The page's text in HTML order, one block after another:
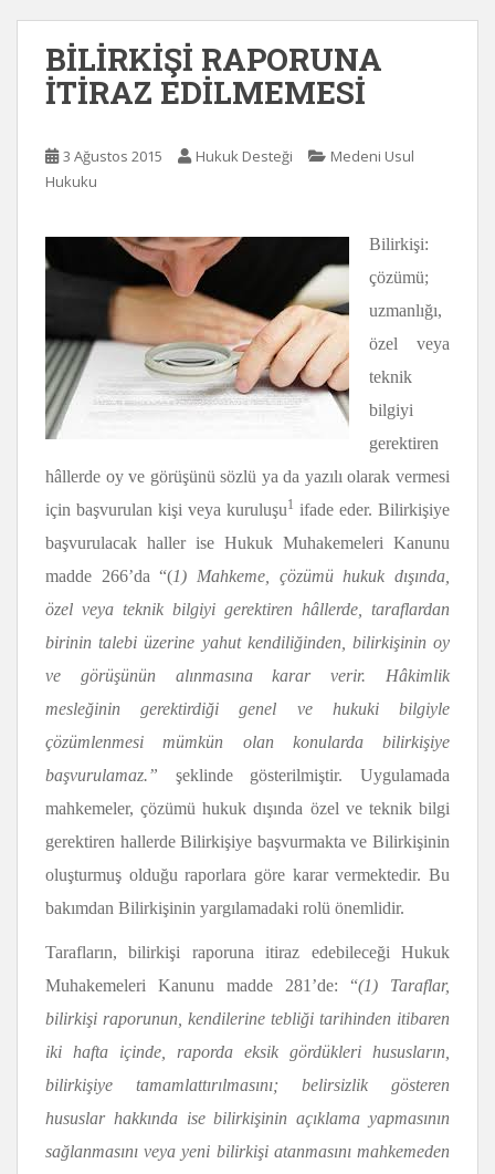
BİLİRKİŞİ RAPORUNA
İTİRAZ EDİLMEMESİ
3 Ağustos 2015 Hukuk Desteği
Medeni Usul
Hukuku
Bilirkişi:
çözümü;
uzmanlığı,
özel veya
teknik
bilgiyi
gerektiren
hâllerde oy ve görüşünü sözlü ya da yazılı olarak vermesi
için başvurulan kişi veya kuruluşu1 ifade eder. Bilirkişiye
başvurulacak haller ise Hukuk Muhakemeleri Kanunu
madde 266’da “(1) Mahkeme, çözümü hukuk dışında,
özel veya teknik bilgiyi gerektiren hâllerde, taraflardan
birinin talebiüzerine yahut kendiliğinden, bilirkişinin oy
ve görüşünün alınmasına karar verir. Hâkimlik
mesleğinin gerektirdiği genel ve hukuki bilgiyle
çözümlenmesi mümkün olan konularda bilirkişiye
başvurulamaz.” şeklinde gösterilmiştir. Uygulamada
mahkemeler, çözümü hukuk dışında özel ve teknik bilgi
gerektiren hallerde Bilirkişiye başvurmakta ve Bilirkişinin
oluşturmuş olduğu raporlara göre karar vermektedir. Bu
bakımdan Bilirkişinin yargılamadaki rolü önemlidir.
Tarafların, bilirkişi raporuna itiraz edebileceği Hukuk
Muhakemeleri Kanunu madde 281’de: “(1) Taraflar,
bilirkişi raporunun, kendilerine tebliği tarihinden itibaren
iki hafta içinde, raporda eksik gördükleri hususların,
bilirkişiye tamamlattırılmasını; belirsizlik gösteren
hususlar hakkında ise bilirkişinin açıklama yapmasının
sağlanmasını veya yeni bilirkişi atanmasınımahkemeden